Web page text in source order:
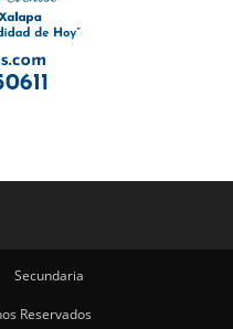
Secundaria
Reservados